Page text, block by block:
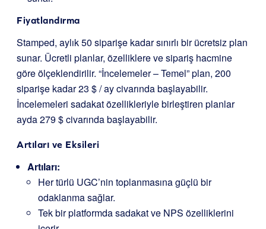
Fiyatlandırma
Stamped, aylık 50 siparişe kadar sınırlı bir ücretsiz plan
sunar. Ücretli planlar, özelliklere ve sipariş hacmine
göre ölçeklendirilir. “İncelemeler – Temel” plan, 200
siparişe kadar 23 $ / ay civarında başlayabilir.
İncelemeleri sadakat özellikleriyle birleştiren planlar
ayda 279 $ civarında başlayabilir.
Artıları ve Eksileri
Artıları:
Her türlü UGC’nin toplanmasına güçlü bir
odaklanma sağlar.
Tek bir platformda sadakat ve NPS özelliklerini